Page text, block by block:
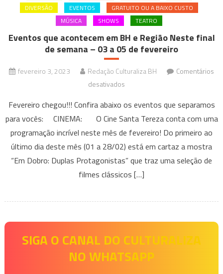
DIVERSÃO
EVENTOS
GRATUITO OU A BAIXO CUSTO
MÚSICA
SHOWS TEATRO
Eventos que acontecem em BH e Região Neste final
de semana – 03 a 05 de fevereiro
fevereiro 3, 2023 Redação Culturaliza BH
Comentários
desativados
que
acontecem
em
BH
e
Região
semana
03
a
Fevereiro chegou!!! Confira abaixo os eventos que separamos
para vocês: CINEMA: O Cine Santa Tereza conta com uma
programação incrível neste mês de fevereiro! Do primeiro ao
último dia deste mês (01 a 28/02) está em cartaz a mostra
“Em Dobro: Duplas Protagonistas” que traz uma seleção de
filmes clássicos […]
SIGA O CANAL DO CULTURALIZA
NO WHATSAPP